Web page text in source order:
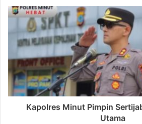
Kapolres Minut Pimpin
Utama